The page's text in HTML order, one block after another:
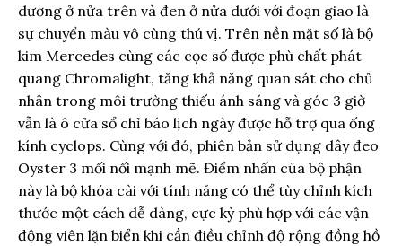
dương ở nửa trên và đen ở nửa dưới với đoạn giao là
sự chuyển màu vô cùng thú vị. Trên nền mặt số là bộ
kim Mercedes cùng các cọc số được phù chất phát
quang Chromalight, tăng khả năng quan sát cho chủ
nhân trong môi trường thiếu ánh sáng và góc 3 giờ
vẫn là ô cửa sổ chỉ báo lịch ngày được hỗ trợ qua ống
kính cyclops. Cùng với đó, phiên bản sử dụng dây đeo
Oyster 3 mối nối mạnh mẽ. Điểm nhấn của bộ phận
này là bộ khóa cài với tính năng có thể tùy chỉnh kích
thước một cách dễ dàng, cực kỳ phù hợp với các vận
động viên lặn biển khi cần điều chỉnh độ rộng đồng hồ